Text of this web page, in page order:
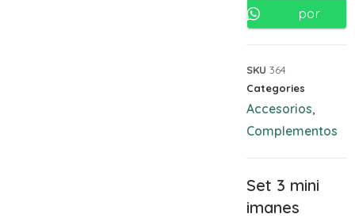
por
SKU 364
Categories
Accesorios
Complementos
Set 3 mini
imanes